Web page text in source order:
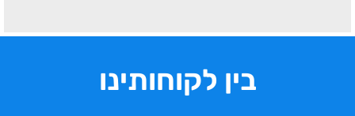
בין לקוחותינו